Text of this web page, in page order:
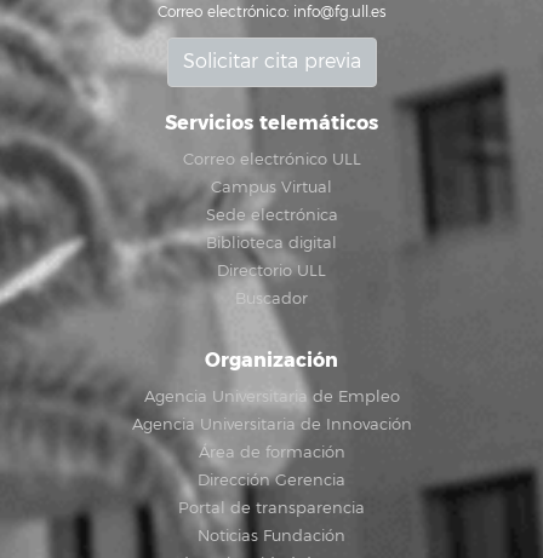
Correo electrónico: info@fg.ull.es
Solicitar cita previa
Servicios telemáticos
Correo electrónico ULL
Campus Virtual
Sede electrónica
Biblioteca digital
Directorio ULL
Buscador
Organización
Agencia Universitaria de Empleo
Agencia Universitaria de Innovación
Área de formación
Dirección Gerencia
Portal de transparencia
Noticias Fundación